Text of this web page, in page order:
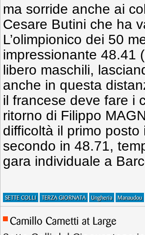
ma sorride anche ai
Cesare Butini che ha
L’olimpionico dei 50
impressionante 48.41
libero maschili,
anche in questa
il francese deve fare i
ritorno di Filippo
difficoltà il primo posto
secondo in 48.71,
gara individuale a
SETTE COLLI TERZA GIORNATA Ungheria Manaudou
Camillo Cametti at Large